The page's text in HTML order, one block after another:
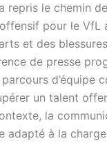
a repris le chemin de
pour le
et des
de presse
d’équipe
un talent
la
adapté à la